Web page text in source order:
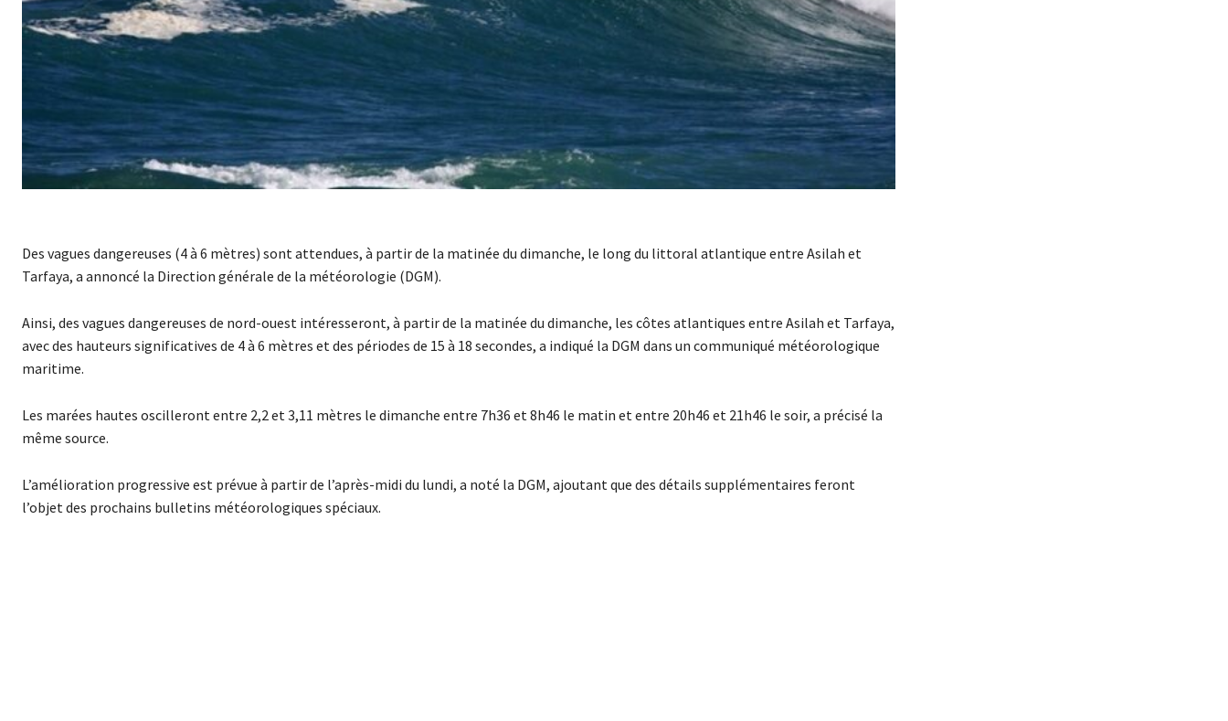
Des vagues dangereuses (4 à 6 mètres) sont attendues, à partir de la matinée du dimanche, le long du littoral atlantique entre Asilah et
Tarfaya, a annoncé la Direction générale de la météorologie (DGM).
Ainsi, des vagues dangereuses de nord-ouest intéresseront, à partir de la matinée du dimanche, les côtes atlantiques entre Asilah et Tarfaya,
avec des hauteurs significatives de 4 à 6 mètres et des périodes de 15 à 18 secondes, a indiqué la DGM dans un communiqué météorologique
maritime.
Les marées hautes oscilleront entre 2,2 et 3,11 mètres le dimanche entre 7h36 et 8h46 le matin et entre 20h46 et 21h46 le soir, a précisé la
même source.
L’amélioration progressive est prévue à partir de l’après-midi du lundi, a noté la DGM, ajoutant que des détails supplémentaires feront
l’objet des prochains bulletins météorologiques spéciaux.